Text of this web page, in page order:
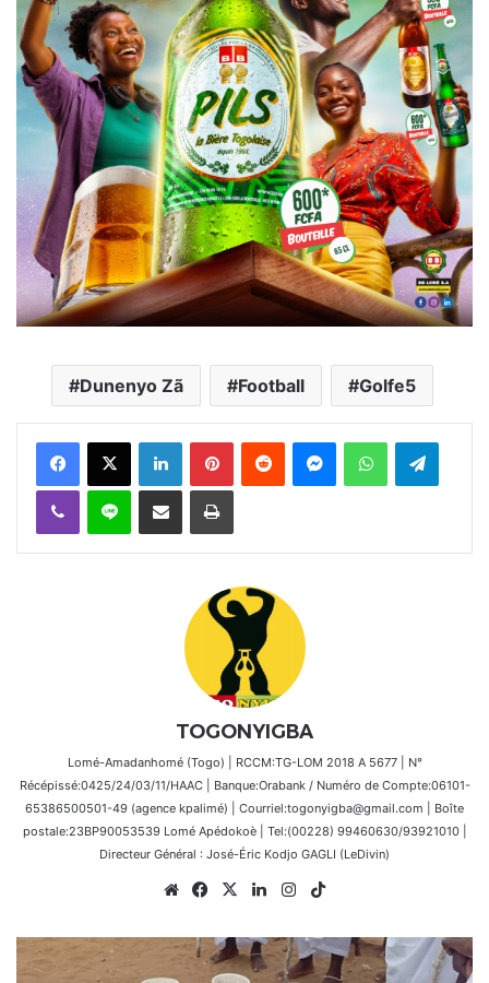
Dunenyo Zã Football Golfe5
FacebookX Linkedin PinterestReddit MessengerWhatsAppTelegram
Viber Ligne Partager par email Imprimer
TOGONYIGBA
Lomé-Amadanhomé (Togo) | RCCM:TG-LOM 2018 A 5677 | N°
Récépissé:0425/24/03/11/HAAC | Banque:Orabank / Numéro de Compte:06101-
65386500501-49 (agence kpalimé) | Courriel:togonyigba@gmail.com | Boîte
postale:23BP90053539 Lomé Apédokoè | Tel:(00228) 99460630/93921010 |
Directeur Général : José-Éric Kodjo GAGLI (LeDivin)
WebsiteFacebook
X LinkedinInstagram